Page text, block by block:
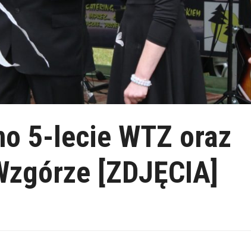
5-lecie WTZ oraz
[ZDJĘCIA]